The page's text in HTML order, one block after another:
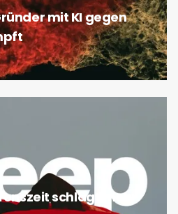
mit KI gegen
schlägt mehr